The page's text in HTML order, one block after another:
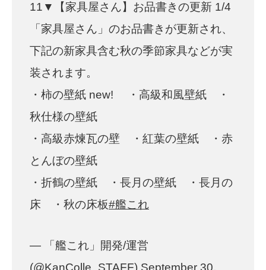
11▼【家具屋さん】お品書きの更新 1/4
「家具屋さん」のお品書きが更新され、
下記の新家具含む秋の季節家具などが実
装されます。
・柿の壁紙 new! ・高級和風壁紙 ・
秋仕様の壁紙
・高級赤煉瓦の壁 ・紅葉の壁紙 ・赤
とんぼの壁紙
・折鶴の壁紙 ・長月の壁紙 ・長月の
床 ・秋の床板#艦これ
— 「艦これ」開発/運営